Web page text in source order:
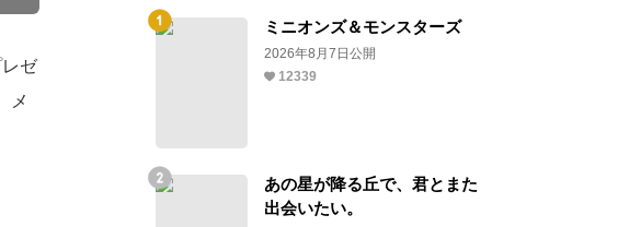
ゼ
メ
ミニオンズ＆モンスターズ
2026年8月7日公開
12339
あの星が降る丘で、君とまた
出会いたい。